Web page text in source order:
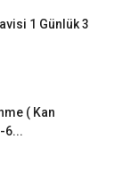
1 Günlük 3
( Kan
6...